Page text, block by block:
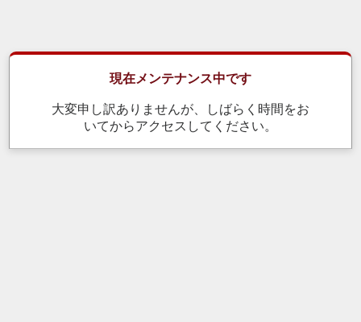
現在メンテナンス中です
大変申し訳ありませんが、しばらく時間をお
いてからアクセスしてください。